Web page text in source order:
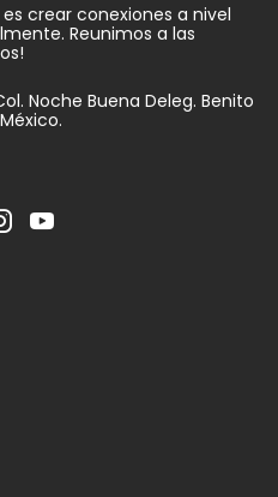
crear conexiones a nivel
Reunimos a las
Noche Buena Deleg. Benito